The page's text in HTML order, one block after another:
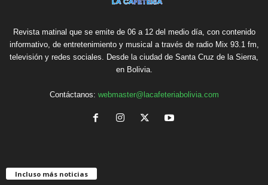
Revista matinal que se emite de 06 a 12 del medio día, con contenido
informativo, de entretenimiento y musical a través de radio Mix 93.1 fm,
televisión y redes sociales. Desde la ciudad de Santa Cruz de la Sierra,
en Bolivia.
Contáctanos: webmaster@lacafeteriabolivia.com
Incluso más noticias